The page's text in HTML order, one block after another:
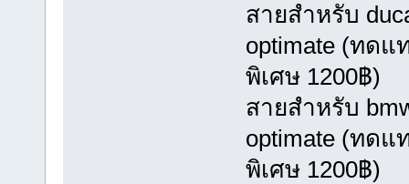
สายสำหรับ
optimate (ทดแ
พิเศษ 1200฿)
สายสำหรับ
optimate (ทดแ
พิเศษ 1200฿)